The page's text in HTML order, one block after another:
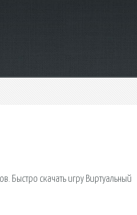
Быстро скачать игру Виртуальный